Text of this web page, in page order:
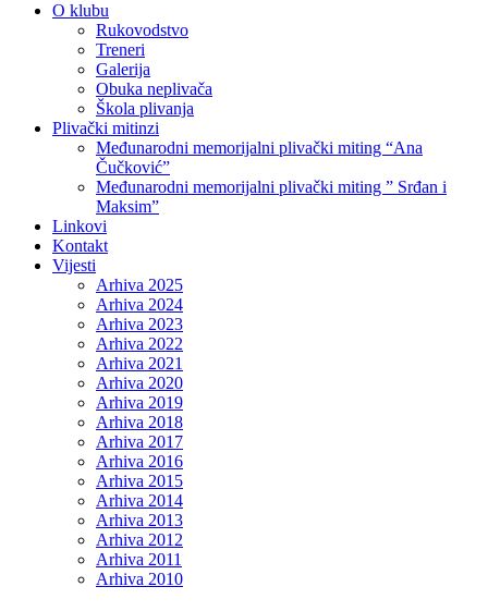
O klubu
Rukovodstvo
Treneri
Galerija
Obuka neplivača
Škola plivanja
Plivački mitinzi
Međunarodni memorijalni plivački miting “Ana
Čučković”
Međunarodni memorijalni plivački miting ” Srđan i
Maksim”
Linkovi
Kontakt
Vijesti
Arhiva 2025
Arhiva 2024
Arhiva 2023
Arhiva 2022
Arhiva 2021
Arhiva 2020
Arhiva 2019
Arhiva 2018
Arhiva 2017
Arhiva 2016
Arhiva 2015
Arhiva 2014
Arhiva 2013
Arhiva 2012
Arhiva 2011
Arhiva 2010